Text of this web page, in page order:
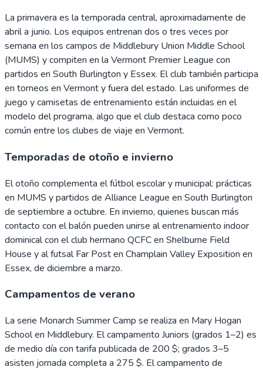
La primavera es la temporada central, aproximadamente de
abril a junio. Los equipos entrenan dos o tres veces por
semana en los campos de Middlebury Union Middle School
(MUMS) y compiten en la Vermont Premier League con
partidos en South Burlington y Essex. El club también participa
en torneos en Vermont y fuera del estado. Las uniformes de
juego y camisetas de entrenamiento están incluidas en el
modelo del programa, algo que el club destaca como poco
común entre los clubes de viaje en Vermont.
Temporadas de otoño e invierno
El otoño complementa el fútbol escolar y municipal: prácticas
en MUMS y partidos de Alliance League en South Burlington
de septiembre a octubre. En invierno, quienes buscan más
contacto con el balón pueden unirse al entrenamiento indoor
dominical con el club hermano QCFC en Shelburne Field
House y al futsal Far Post en Champlain Valley Exposition en
Essex, de diciembre a marzo.
Campamentos de verano
La serie Monarch Summer Camp se realiza en Mary Hogan
School en Middlebury. El campamento Juniors (grados 1–2) es
de medio día con tarifa publicada de 200 $; grados 3–5
asisten jornada completa a 275 $. El campamento de